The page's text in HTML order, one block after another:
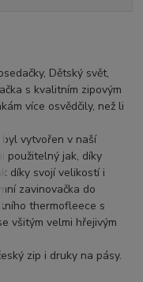
Dětský svět,
s kvalitním zipovým
více osvědčily, než li
vytvořen v naší
použitelný jak, díky
díky svojí velikostí i
zavinovačka do
thermofleece s
všitým velmi hřejivým
zip i druky na pásy.